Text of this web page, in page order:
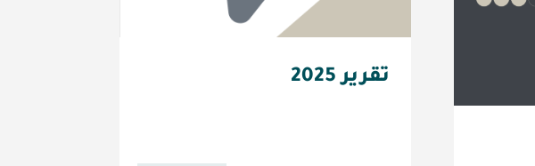
تقرير 2025